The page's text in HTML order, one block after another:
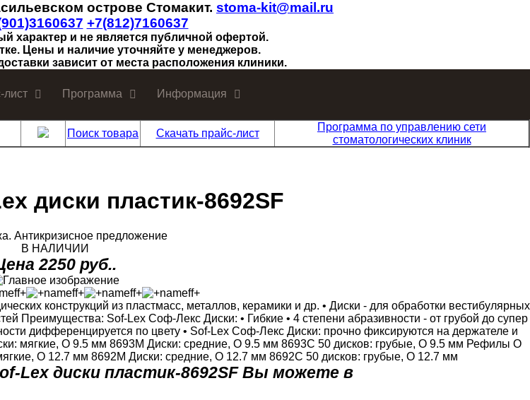
острове Стомакит. stoma-kit@mail.ru
+7(812)7160637
характер и не является публичной офертой.
Цены и наличие уточняйте у менеджеров.
зависит от места расположения клиники.
лист Программа Информация
Поиск товара Скачать прайс-лист
Программа по управлению сети
стоматологических клиник
диски пластик-8692SF
Антикризисное предложение
В НАЛИЧИИ
2250 руб..
конструкций из пластмасс, металлов, керамики и др. • Диски - для обработки вестибулярных
Преимущества: Sof-Lex Соф-Лекс Диски: • Гибкие • 4 степени абразивности - от грубой до супер
дифференцируется по цвету • Sof-Lex Соф-Лекс Диски: прочно фиксируются на держателе и
мягкие, O 9.5 мм 8693M Диски: средние, O 9.5 мм 8693C 50 дисков: грубые, O 9.5 мм Рефилы O
O 12.7 мм 8692M Диски: средние, O 12.7 мм 8692C 50 дисков: грубые, O 12.7 мм
Lex диски пластик-8692SF Вы можете в